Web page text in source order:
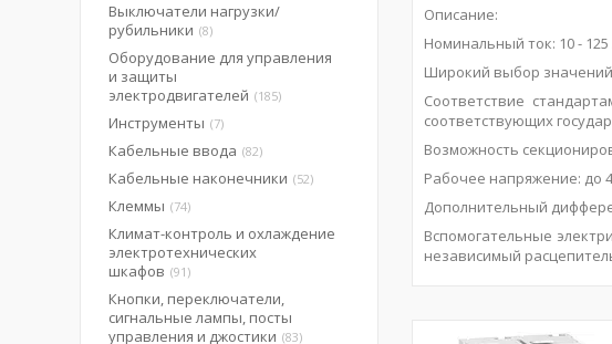
Описание:
Номинальный ток: 10 - 125
Широкий выбор
Соответствие
соответствующих
Возможность
Рабочее напряжение: до
Дополнительный
Вспомогательные
независимый
Выключатели нагрузки/
рубильники 8
Оборудование для управления
и защиты
электродвигателей
185
Инструменты 7
Кабельные ввода 82
Кабельные наконечники 52
Клеммы 74
Климат-контроль и охлаждение
электротехнических
шкафов 91
Кнопки, переключатели,
сигнальные лампы, посты
управления и джостики 83